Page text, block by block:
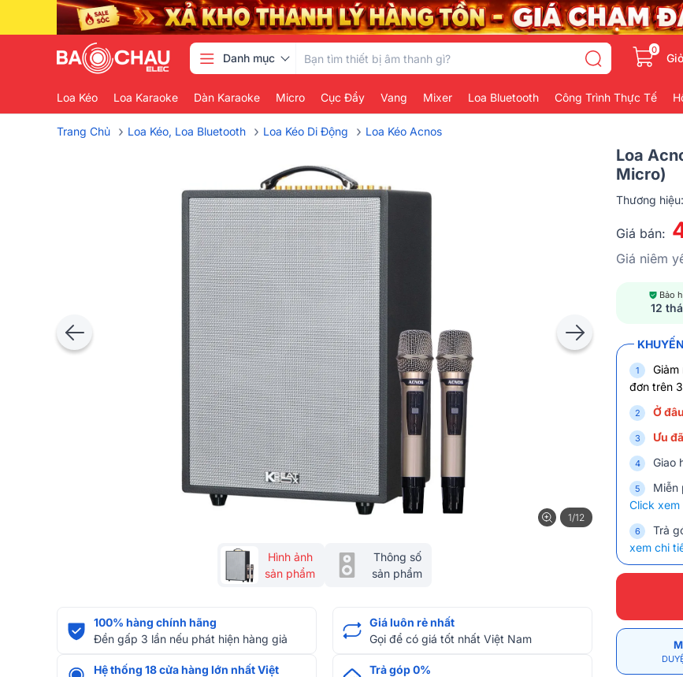
Danh mục
0
Loa Kéo Loa Karaoke Dàn Karaoke Micro Cục Đẩy Vang Mixer Loa Bluetooth Công Trình Thực Tế
Trang Chủ › Loa Kéo, Loa Bluetooth › Loa Kéo Di Động › Loa Kéo Acnos
1/12
Hình ảnh
sản phẩm
Thông số
sản phẩm
100% hàng chính hãng
Đền gấp 3 lần nếu phát hiện hàng giả
Giá luôn rẻ nhất
Gọi để có giá tốt nhất Việt Nam
Hệ thống 18 cửa hàng lớn nhất Việt
Trả góp 0%
Loa
Micro)
Thương hiệu:
Giá bán:
Giá niêm
Bảo
12
Giảm
đơn trên
Ở
Ưu
Giao
Miễn
Click xem
Trả
xem chi